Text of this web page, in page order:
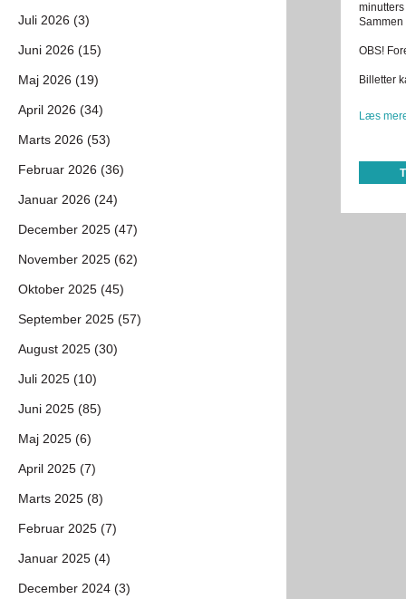
Sammen
OBS!
Billetter
Læs
Juli 2026 (3)
Juni 2026 (15)
Maj 2026 (19)
April 2026 (34)
Marts 2026 (53)
Februar 2026 (36)
Januar 2026 (24)
December 2025 (47)
November 2025 (62)
Oktober 2025 (45)
September 2025 (57)
August 2025 (30)
Juli 2025 (10)
Juni 2025 (85)
Maj 2025 (6)
April 2025 (7)
Marts 2025 (8)
Februar 2025 (7)
Januar 2025 (4)
December 2024 (3)